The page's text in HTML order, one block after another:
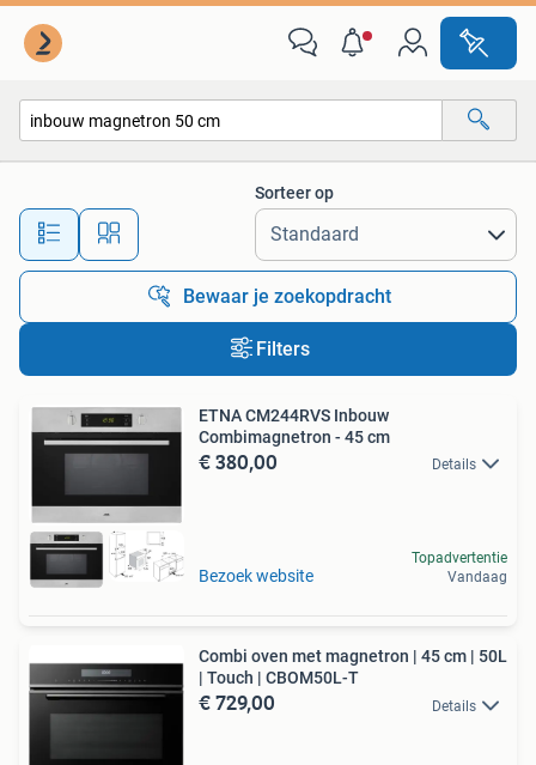
Alle afstanden…
Sorteer op
Bewaar je zoekopdracht
Filters
ETNA CM244RVS Inbouw
Combimagnetron - 45 cm
€ 380,00 Details
Bezoek website
Topadvertentie
Vandaag
Combi oven met magnetron | 45 cm | 50L
| Touch | CBOM50L-T
€ 729,00 Details